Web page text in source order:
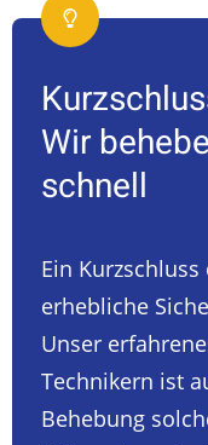
Wir
schnell
Ein
erhebliche
Unser
Technikern ist
Behebung